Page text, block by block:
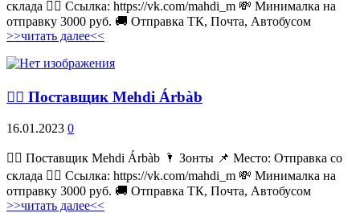
склада 👉🏻 Ссылка: https://vk.com/mahdi_m 💸 Минималка на
отправку 3000 руб. 🚚 Отправка ТК, Почта, Автобусом
>>читать далее<<
💁‍♂ Поставщик Mehdi Árbàb
16.01.2023 0
💁‍♂ Поставщик Mehdi Árbàb 🌂 Зонты 📌 Место: Отправка со
склада 👉🏻 Ссылка: https://vk.com/mahdi_m 💸 Минималка на
отправку 3000 руб. 🚚 Отправка ТК, Почта, Автобусом
>>читать далее<<